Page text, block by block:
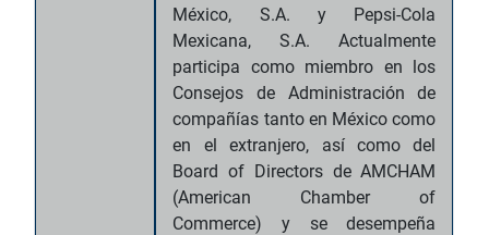
México, S.A. y Pepsi-Cola
Mexicana, S.A. Actualmente
participa como miembro en los
Consejos de Administración de
compañías tanto en México como
en el extranjero, así como del
Board of Directors de AMCHAM
(American Chamber of
Commerce) y se desempeña